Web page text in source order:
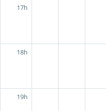
17h
18h
19h